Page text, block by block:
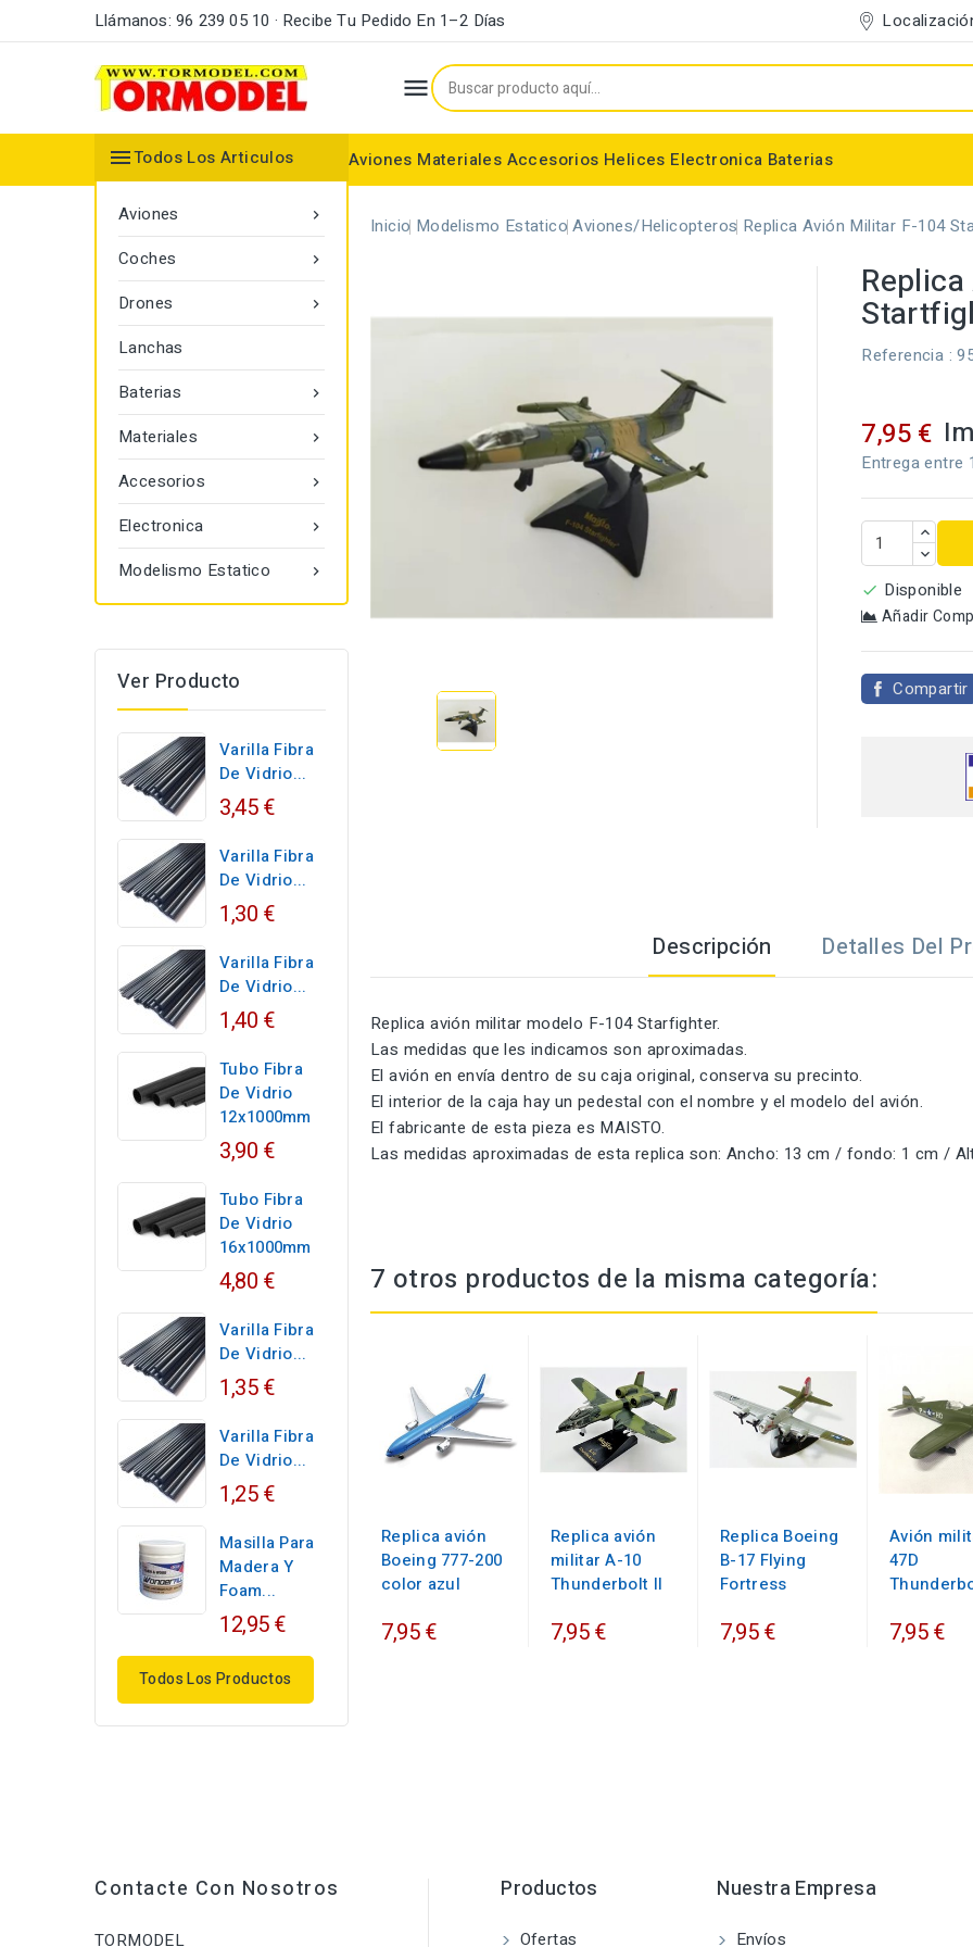
Llámanos: 96 239 05 10 · Recibe Tu Pedido En 1–2 Días

Aviones Materiales Accesorios Helices Electronica Baterias
Todos Los Articulos

Aviones

Coches

Drones
Lanchas

Baterias

Materiales

Accesorios

Electronica

Modelismo Estatico
Ver Producto
Varilla Fibra
De Vidrio...
3,45 €
Varilla Fibra
De Vidrio...
1,30 €
Varilla Fibra
De Vidrio...
1,40 €
Tubo Fibra
De Vidrio
12x1000mm
3,90 €
Tubo Fibra
De Vidrio
16x1000mm
4,80 €
Varilla Fibra
De Vidrio...
1,35 €
Varilla Fibra
De Vidrio...
1,25 €
Masilla Para
Madera Y
Foam...
12,95 €
Todos Los Productos
Inicio Modelismo Estatico Aviones/Helicopteros Replica Avión Militar F-104
Referencia :
7,95 €
Entrega entre
 Disponible
Añadir
Compartir
Descripción Detalles Del
Replica avión militar modelo F-104 Starfighter.
Las medidas que les indicamos son aproximadas.
El avión en envía dentro de su caja original, conserva su precinto.
El interior de la caja hay un pedestal con el nombre y el modelo del avión.
El fabricante de esta pieza es MAISTO.
Las medidas aproximadas de esta replica son: Ancho: 13 cm / fondo: 1 cm /
7 otros productos de la misma categoría:
Replica avión
Boeing 777-200
color azul
7,95 €
Replica avión
militar A-10
Thunderbolt II
7,95 €
Replica Boeing
B-17 Flying
Fortress
7,95 €
Avión
47D
7,95 €
Contacte Con Nosotros
TORMODEL
Productos
Ofertas
Nuestra Empresa
Envíos